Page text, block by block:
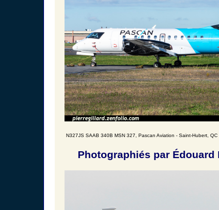
N327JS SAAB 340B MSN 327, Pascan Aviation - Saint-Hubert,
Photographiés par Édouard